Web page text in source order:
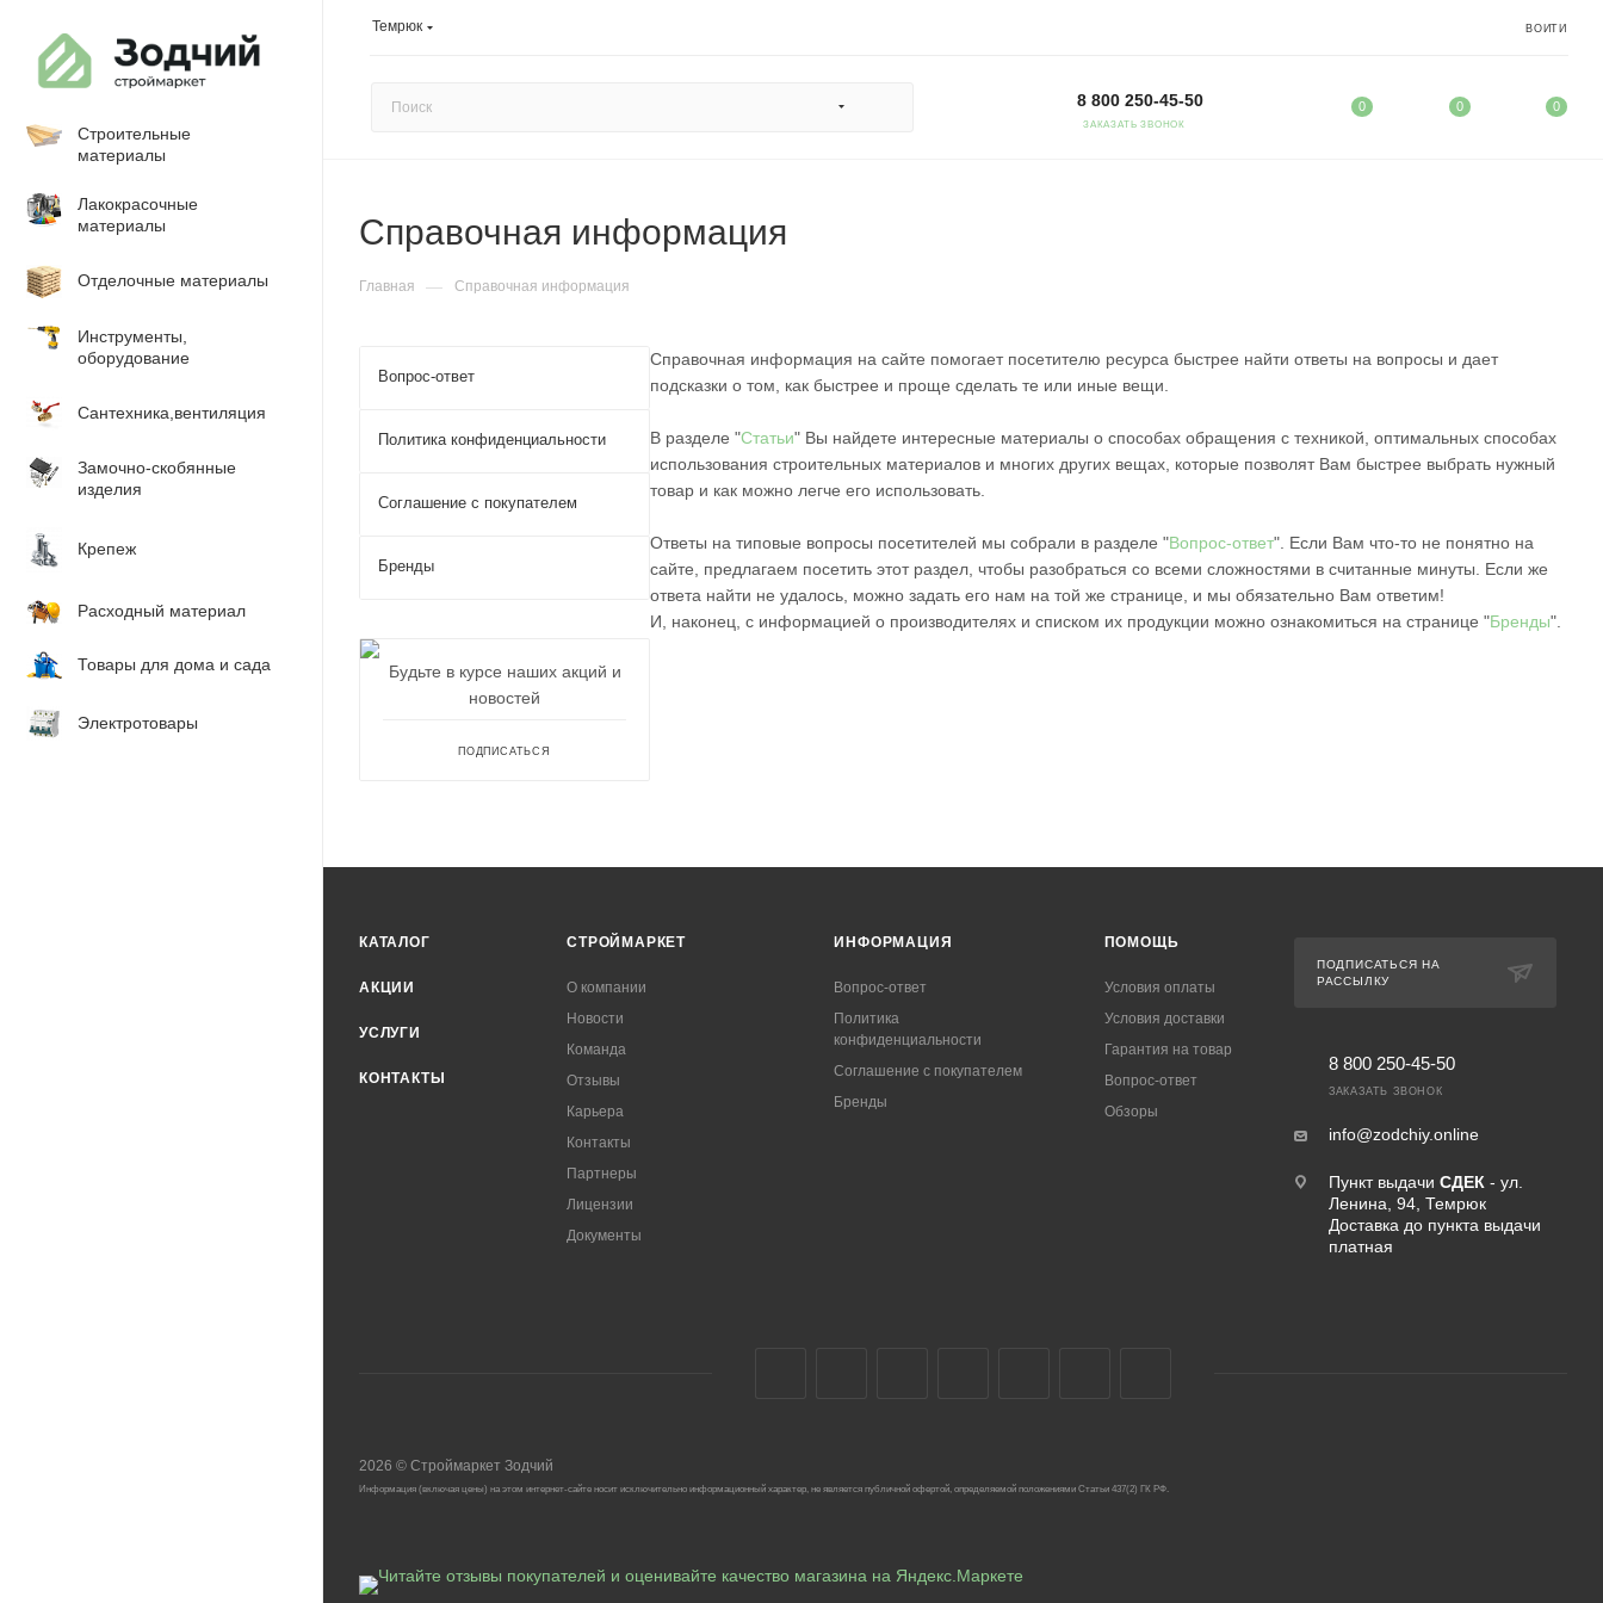
Темрюк ВОЙТИ
8 800 250-45-50
ЗАКАЗАТЬ ЗВОНОК
0 0 0
Строительные
материалы
Лакокрасочные
материалы
Отделочные материалы
Инструменты,
оборудование
Сантехника,вентиляция
Замочно-скобянные
изделия
Крепеж
Расходный материал
Товары для дома и сада
Электротовары
Справочная информация
Главная — Справочная информация
Справочная информация на сайте помогает посетителю ресурса быстрее найти ответы на вопросы и дает
подсказки о том, как быстрее и проще сделать те или иные вещи.
В разделе "Статьи" Вы найдете интересные материалы о способах обращения с техникой, оптимальных способах
использования строительных материалов и многих других вещах, которые позволят Вам быстрее выбрать нужный
товар и как можно легче его использовать.
Ответы на типовые вопросы посетителей мы собрали в разделе "Вопрос-ответ". Если Вам что-то не понятно на
сайте, предлагаем посетить этот раздел, чтобы разобраться со всеми сложностями в считанные минуты. Если же
ответа найти не удалось, можно задать его нам на той же странице, и мы обязательно Вам ответим!
И, наконец, с информацией о производителях и списком их продукции можно ознакомиться на странице "Бренды".
Вопрос-ответ
Политика конфиденциальности
Соглашение с покупателем
Бренды
Будьте в курсе наших акций и
новостей
ПОДПИСАТЬСЯ
КАТАЛОГ
АКЦИИ
УСЛУГИ
КОНТАКТЫ
СТРОЙМАРКЕТ
О компании
Новости
Команда
Отзывы
Карьера
Контакты
Партнеры
Лицензии
Документы
ИНФОРМАЦИЯ
Вопрос-ответ
Политика
конфиденциальности
Соглашение с покупателем
Бренды
ПОМОЩЬ
Условия оплаты
Условия доставки
Гарантия на товар
Вопрос-ответ
Обзоры
ПОДПИСАТЬСЯ НА
РАССЫЛКУ
8 800 250-45-50
ЗАКАЗАТЬ ЗВОНОК
info@zodchiy.online
Пункт выдачи СДЕК - ул.
Ленина, 94, Темрюк
Доставка до пункта выдачи
платная
2026 © Строймаркет Зодчий
Информация (включая цены) на этом интернет-сайте носит исключительно информационный характер, не является публичной офертой, определяемой положениями Статьи 437(2) ГК РФ.